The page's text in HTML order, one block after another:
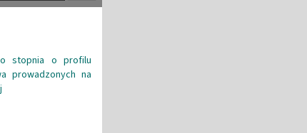
stopnia o profilu
prowadzonych na